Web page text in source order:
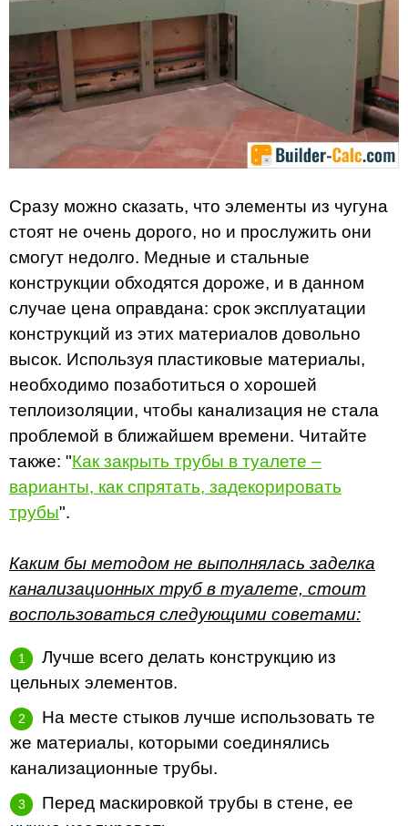
Сразу можно сказать, что элементы из чугуна
стоят не очень дорого, но и прослужить они
смогут недолго. Медные и стальные
конструкции обходятся дороже, и в данном
случае цена оправдана: срок эксплуатации
конструкций из этих материалов довольно
высок. Используя пластиковые материалы,
необходимо позаботиться о хорошей
теплоизоляции, чтобы канализация не стала
проблемой в ближайшем времени. Читайте
также: "Как закрыть трубы в туалете –
варианты, как спрятать, задекорировать
трубы".
Каким бы методом не выполнялась заделка
канализационных труб в туалете, стоит
воспользоваться следующими советами:
Лучше всего делать конструкцию из
цельных элементов.
На месте стыков лучше использовать те
же материалы, которыми соединялись
канализационные трубы.
Перед маскировкой трубы в стене, ее